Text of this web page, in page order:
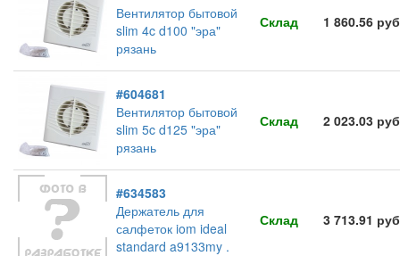
Вентилятор бытовой
slim 4c d100 "эра"
рязань
Склад 1 860.56 руб
#604681
Вентилятор бытовой
slim 5c d125 "эра"
рязань
Склад 2 023.03 руб
#634583
Держатель для
салфеток iom ideal
standard a9133my .
Склад 3 713.91 руб